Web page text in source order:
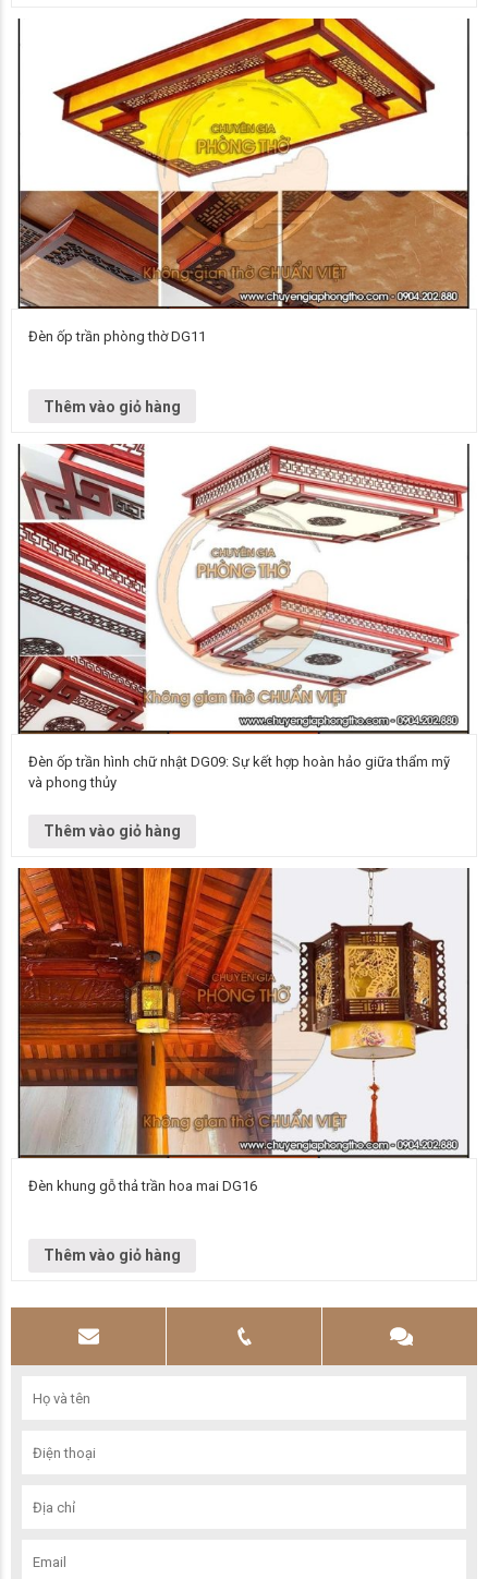
chùm DG11 Kích thước Liên hệ để biết thêm thông tin chi…
Đèn ốp trần phòng thờ DG11
Thêm vào giỏ hàng
chùm DG09 Kích thước Liên hệ để biết thêm thông tin chi…
Đèn ốp trần hình chữ nhật DG09: Sự kết hợp hoàn hảo giữa thẩm mỹ
và phong thủy
Thêm vào giỏ hàng
thả DG16 Kích thước Cạnh 400 mm, liên hệ để biết thêm…
Đèn khung gỗ thả trần hoa mai DG16
Thêm vào giỏ hàng